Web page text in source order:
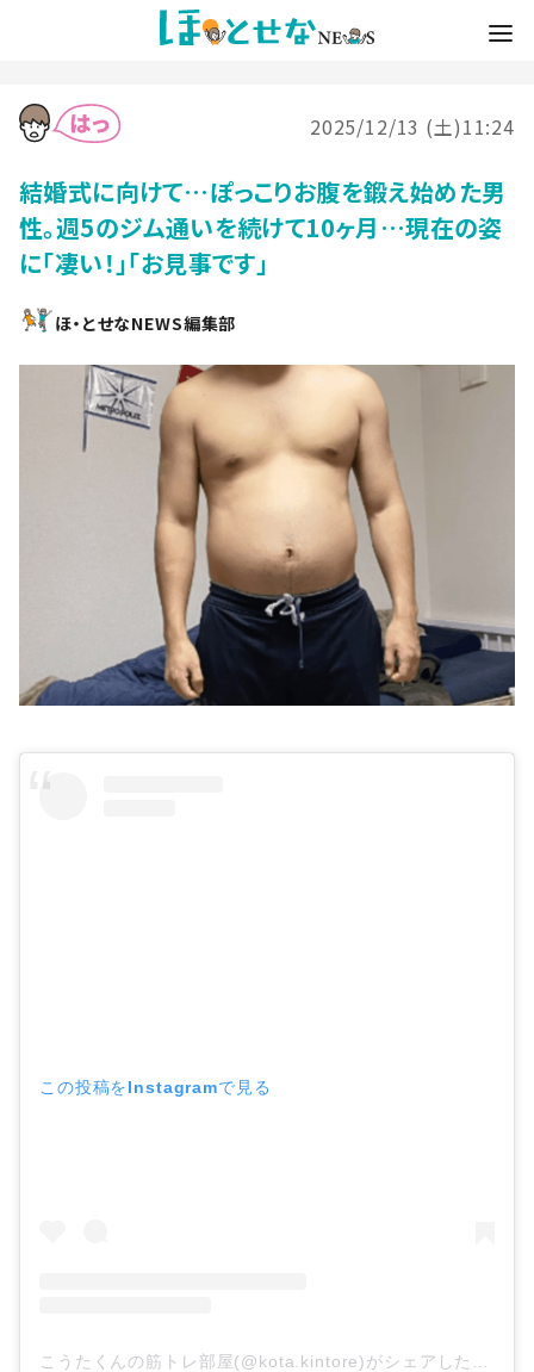
2025/12/13 (土)11:24
結婚式に向けて…ぽっこりお腹を鍛え始めた男
性。週5のジム通いを続けて10ヶ月…現在の姿
に「凄い！」「お見事です」
ほ・とせなNEWS編集部
この投稿をInstagramで見る